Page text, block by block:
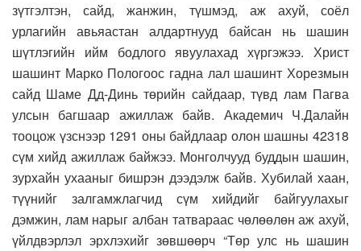
зүтгэлтэн, сайд, жанжин, түшмэд, аж ахуй, соёл
урлагийн авьяастан алдартнууд байсан нь шашин
шүтлэгийн ийм бодлого явуулахад хүргэжээ. Христ
шашинт Марко Пологоос гадна лал шашинт Хорезмын
сайд Шаме Дд-Динь төрийн сайдаар, түвд лам Пагва
улсын багшаар ажиллаж байв. Академич Ч.Далайн
тооцож үзснээр 1291 оны байдлаар олон шашны 42318
сүм хийд ажиллаж байжээ. Монголчууд буддын шашин,
зурхайн ухааныг бишрэн дээдэлж байв. Хубилай хаан,
түүнийг залгамжлагчид сүм хийдийг байгуулахыг
дэмжин, лам нарыг албан татвараас чөлөөлөн аж ахуй,
үйлдвэрлэл эрхлэхийг зөвшөөрч “Төр улс нь шашин